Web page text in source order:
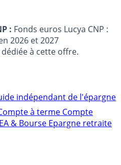
: Fonds euros Lucya CNP :
2026 et 2027
à cette offre.
indépendant de l'épargne
à terme Compte
& Bourse Epargne retraite